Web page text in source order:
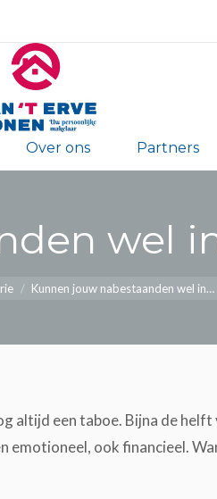
Over ons Partners
wel
Kunnen jouw nabestaanden wel in…
altijd een taboe. Bijna de
ook financieel.
Diensten